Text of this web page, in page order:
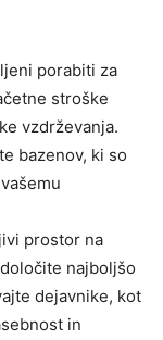
porabiti za
stroške
vzdrževanja.
bazenov, ki so
prostor na
najboljšo
dejavnike, kot
in